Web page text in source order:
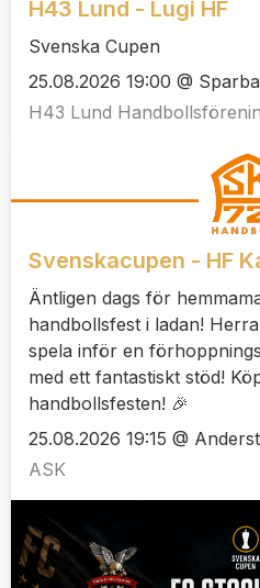
H43 Lund - Lugi HF
Svenska Cupen
25.08.2026 19:00 @
H43 Lund
Svenskacupen - HF
Äntligen dags för
handbollsfest i ladan!
spela inför en
med ett fantastiskt stöd!
handbollsfesten! 🎉
25.08.2026 19:15 @
ASK